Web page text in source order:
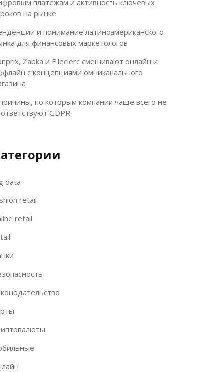
платежам и активность ключевых
на рынке
и понимание латиноамериканского
для финансовых маркетологов
Żabka и E.leclerc смешивают онлайн и
с концепциями омниканального
по которым компании чаще всего не
GDPR
data
retail
retail